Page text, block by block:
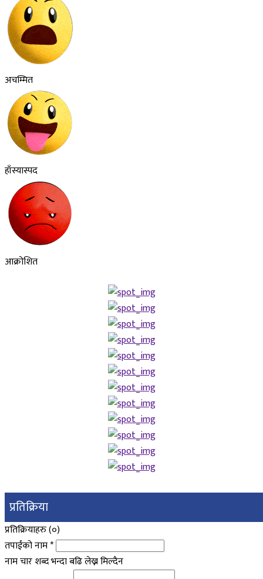
अचम्मित
हाँस्यास्पद
आक्रोशित
प्रतिक्रिया
प्रतिक्रियाहरु (०)
तपाईंको नाम*
नाम चार शब्द भन्दा बढि लेख्न मिल्दैन